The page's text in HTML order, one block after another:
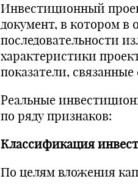
Инвестиционный
документ, в котором в
последовательности
характеристики
показатели, связанные
Реальные
по ряду признаков:
Классификация
По целям вложения